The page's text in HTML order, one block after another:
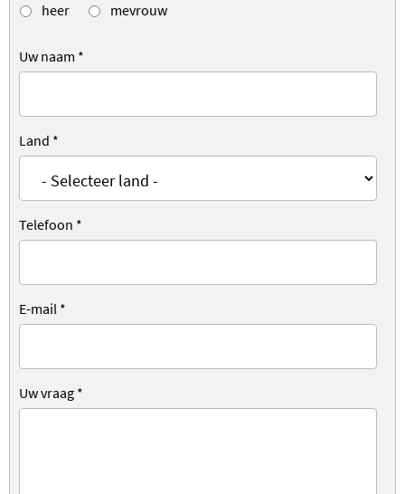
heer mevrouw
Uw naam *
Land *
Telefoon *
E-mail *
Uw vraag *